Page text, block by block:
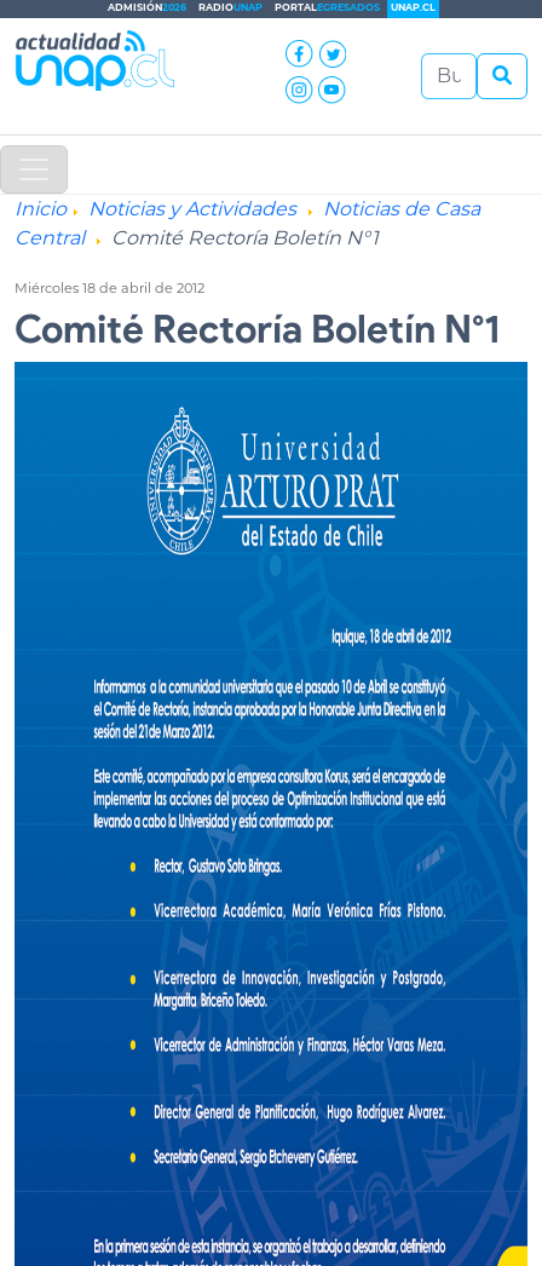
ADMISIÓN2026 RADIOUNAP PORTALEGRESADOS UNAP.CL
Inicio Noticias y Actividades
Noticias de Casa
Central
Comité Rectoría Boletín N°1
Miércoles 18 de abril de 2012
Comité Rectoría Boletín N°1